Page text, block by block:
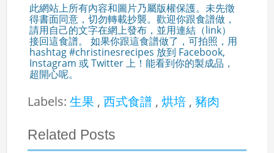
此網站上所有內容和圖片乃屬版權保護。未先徵
得書面同意，切勿轉載抄襲。歡迎你跟食譜做，
請用自己的文字在網上發布，並用連結（link）
接回這食譜。 如果你跟這食譜做了，可拍照，用
hashtag #christinesrecipes 放到 Facebook,
Instagram 或 Twitter 上！能看到你的製成品，
超開心呢。
Labels:生果 ,西式食譜 ,烘培 ,豬肉
Related Posts